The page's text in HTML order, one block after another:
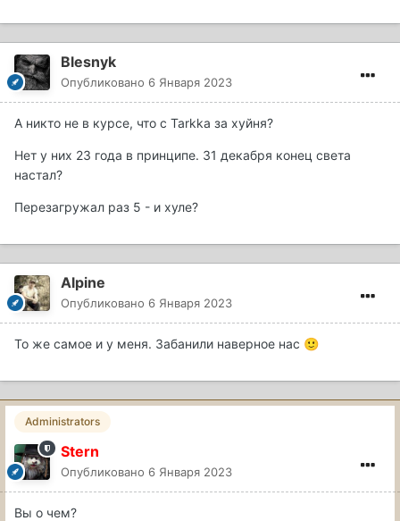
Blesnyk
Опубликовано 6 Января 2023
А никто не в курсе, что с Tarkka за хуйня?
Нет у них 23 года в принципе. 31 декабря конец света
настал?
Перезагружал раз 5 - и хуле?
Alpine
Опубликовано 6 Января 2023
То же самое и у меня. Забанили наверное нас 🙂
Administrators
Stern
Опубликовано 6 Января 2023
Вы о чем?